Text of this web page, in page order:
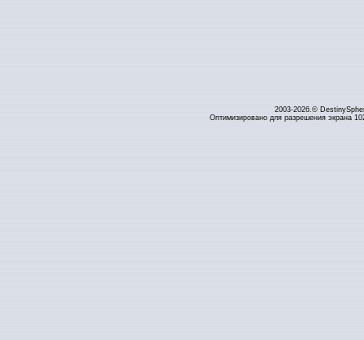
2003-2026.©
Оптимизировано для разрешения экрана